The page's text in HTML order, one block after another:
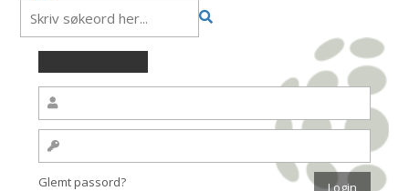
Glemt passord?